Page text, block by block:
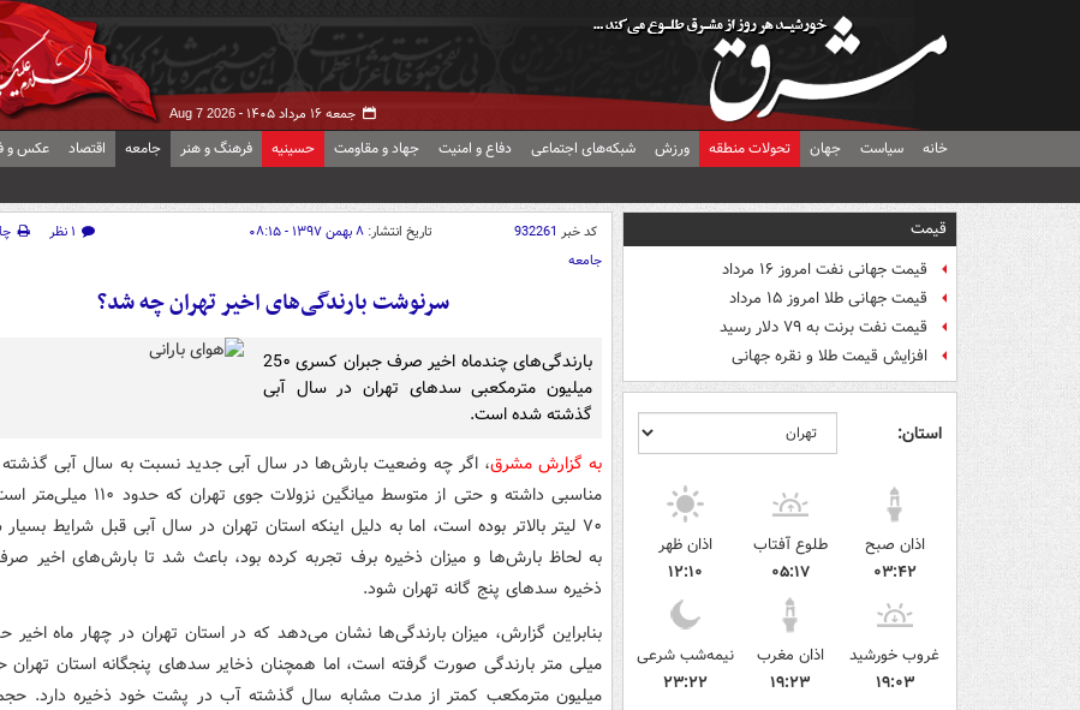
جمعه ۱۶ مرداد ۱۴۰۵ - Aug 7 2026
خانه سیاست جهان تحولات منطقه ورزش شبکه‌های اجتماعی دفاع و امنیت جهاد و مقاومت حسینیه فرهنگ و هنر جامعه اقتصاد عکس و
قیمت
قیمت جهانی نفت امروز ۱۶ مرداد
قیمت جهانی طلا امروز ۱۵ مرداد
قیمت نفت برنت به ۷۹ دلار رسید
افزایش قیمت طلا و نقره جهانی
استان:
اذان صبح
۰۳:۴۲
طلوع آفتاب
۰۵:۱۷
اذان ظهر
۱۲:۱۰
غروب خورشید
۱۹:۰۳
اذان مغرب
۱۹:۲۳
نیمه‌شب شرعی
۲۳:۲۲
کد خبر 932261 تاریخ انتشار: ۸ بهمن ۱۳۹۷ - ۰۸:۱۵ ۱ نظر
جامعه
سرنوشت بارندگی‌های اخیر تهران چه شد؟
بارندگی‌های چندماه اخیر صرف جبران کسری 25۰
میلیون مترمکعبی سدهای تهران در سال آبی
گذشته شده است.
به گزارش مشرق، اگر چه وضعیت بارش‌ها در سال آبی جدید نسبت به سال آبی
مناسبی داشته و حتی از متوسط میانگین نزولات جوی
۷۰ لیتر بالاتر بوده است، اما به دلیل اینکه استان تهران در سال آبی قبل شرایط
به لحاظ بارش‌ها و میزان ذخیره برف تجربه کرده بود، باعث شد تا بارش‌های اخیر
ذخیره سدهای پنج گانه تهران شود.
میلیون مترمکعب کمتر از مدت مشابه سال گذشته آب در پشت خود ذخیره دارد.